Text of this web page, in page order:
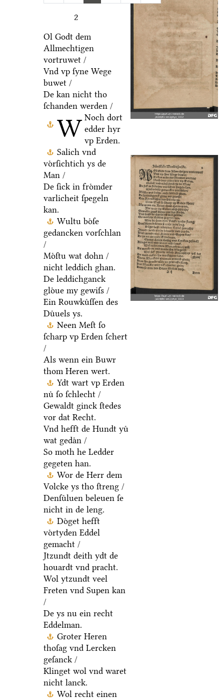
2
W
Ol Godt dem
Allmechtigen
vortruwet /
Vnd vp ſyne Wege
buwet /
De kan nicht tho
ſchanden werden /
Noch dort
edder hyr
vp Erden.
Salich vnd
voͤrſichtich ys de
Man /
De ſick in froͤmder
varlicheit ſpegeln
kan.
Wultu boͤſe
gedancken vorſchlan
/
Moͤſtu wat dohn /
nicht leddich ghan.
De leddichganck
gloͤue my gewiſs /
Ein Rouwkuͤſſen des
Duͤuels ys.
Neen Meſt ſo
ſcharp vp Erden ſchert
/
Als wenn ein Buwr
thom Heren wert.
Ydt wart vp Erden
nuͤ ſo ſchlecht /
Gewaldt ginck ſtedes
vor dat Recht.
Vnd hefft de Hundt yuͤ
wat gedaͤn /
So moth he Ledder
gegeten han.
Wor de Herr dem
Volcke ys tho ſtreng /
Denſuͤluen beleuen ſe
nicht in de leng.
Doͤget hefft
voͤrtyden Eddel
gemacht /
Jtzundt deith ydt de
houardt vnd pracht.
Wol ytzundt veel
Freten vnd Supen kan
/
De ys nu ein recht
Eddelman.
Groter Heren
thoſag vnd Lercken
geſanck /
Klinget wol vnd waret
nicht lanck.
Wol recht einen